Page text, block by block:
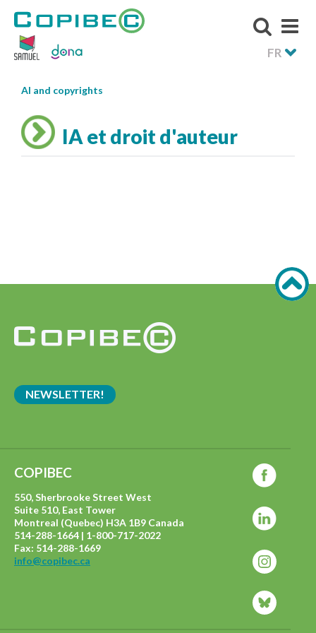
FR
AI and copyrights
IA et droit d'auteur
NEWSLETTER!
COPIBEC
550, Sherbrooke Street West
Suite 510, East Tower
Montreal (Quebec) H3A 1B9 Canada
514-288-1664 | 1-800-717-2022
Fax: 514-288-1669
info@copibec.ca